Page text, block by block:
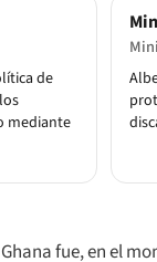
de
mediante
fue, en el